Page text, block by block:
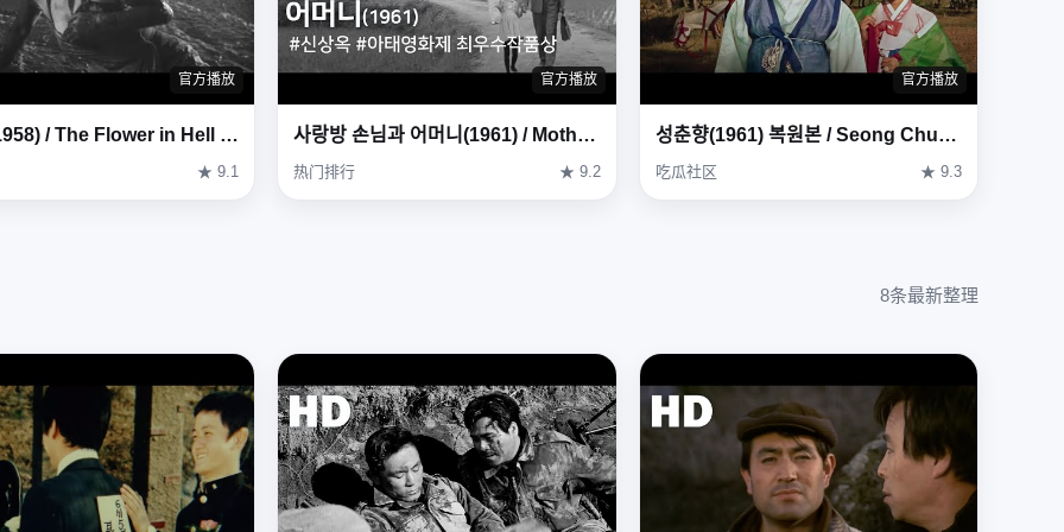
官方播放
지옥화(1958) / The Flower in Hell (Ji-ok-hwa)
★ 9.1
官方播放
사랑방 손님과 어머니(1961) / Mother and a Guest ( Sarangbang Sonnimgwa Eomeoni )
热门排行 ★ 9.2
官方播放
성춘향(1961) 복원본 / Seong Chun-hyang ( Seong Chun-hyang ) Restoration Version
吃瓜社区 ★ 9.3
8条最新整理